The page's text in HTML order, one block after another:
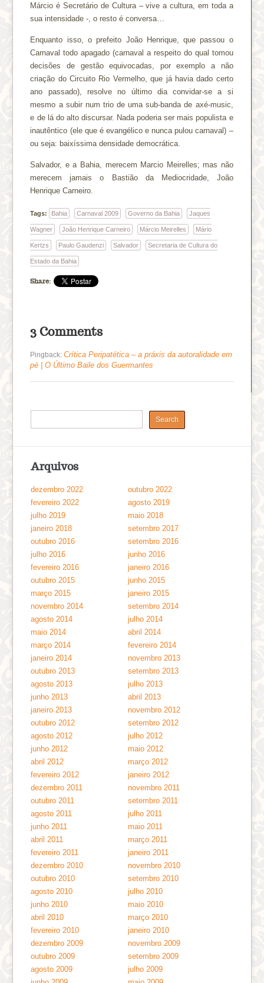
Márcio é Secretário de Cultura – vive a cultura, em toda a
sua intensidade -, o resto é conversa…
Enquanto isso, o prefeito João Henrique, que passou o
Carnaval todo apagado (carnaval a respeito do qual tomou
decisões de gestão equivocadas, por exemplo a não
criação do Circuito Rio Vermelho, que já havia dado certo
ano passado), resolve no último dia convidar-se a si
mesmo a subir num trio de uma sub-banda de axé-music,
e de lá do alto discursar. Nada poderia ser mais populista e
inautêntico (ele que é evangélico e nunca pulou carnaval) –
ou seja: baixíssima densidade democrática.
Salvador, e a Bahia, merecem Marcio Meirelles; mas não
merecem jamais o Bastião da Mediocridade, João
Henrique Carneiro.
Tags: Bahia Carnaval 2009 Governo da Bahia Jaques
Wagner João Henrique Carneiro Márcio Meirelles Mário
Kertzs Paulo Gaudenzi Salvador Secretaria de Cultura do
Estado da Bahia
Share:
3 Comments
Pingback:Crítica Peripatética – a práxis da autoralidade em
pé | O Último Baile dos Guermantes
Arquivos
dezembro 2022
outubro 2022
fevereiro 2022
agosto 2019
julho 2019
maio 2018
janeiro 2018
setembro 2017
outubro 2016
setembro 2016
julho 2016
junho 2016
fevereiro 2016
janeiro 2016
outubro 2015
junho 2015
março 2015
janeiro 2015
novembro 2014
setembro 2014
agosto 2014
julho 2014
maio 2014
abril 2014
março 2014
fevereiro 2014
janeiro 2014
novembro 2013
outubro 2013
setembro 2013
agosto 2013
julho 2013
junho 2013
abril 2013
janeiro 2013
novembro 2012
outubro 2012
setembro 2012
agosto 2012
julho 2012
junho 2012
maio 2012
abril 2012
março 2012
fevereiro 2012
janeiro 2012
dezembro 2011
novembro 2011
outubro 2011
setembro 2011
agosto 2011
julho 2011
junho 2011
maio 2011
abril 2011
março 2011
fevereiro 2011
janeiro 2011
dezembro 2010
novembro 2010
outubro 2010
setembro 2010
agosto 2010
julho 2010
junho 2010
maio 2010
abril 2010
março 2010
fevereiro 2010
janeiro 2010
dezembro 2009
novembro 2009
outubro 2009
setembro 2009
agosto 2009
julho 2009